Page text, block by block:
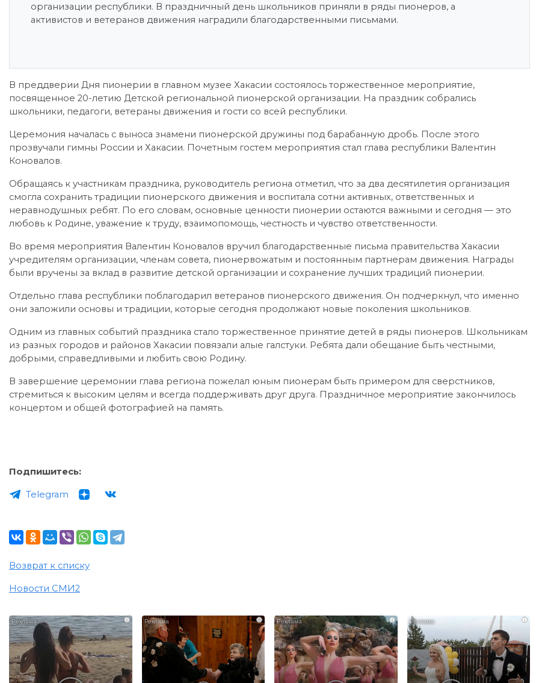
организации республики. В праздничный день школьников приняли в ряды пионеров, а
активистов и ветеранов движения наградили благодарственными письмами.
В преддверии Дня пионерии в главном музее Хакасии состоялось торжественное мероприятие,
посвященное 20-летию Детской региональной пионерской организации. На праздник собрались
школьники, педагоги, ветераны движения и гости со всей республики.
Церемония началась с выноса знамени пионерской дружины под барабанную дробь. После этого
прозвучали гимны России и Хакасии. Почетным гостем мероприятия стал глава республики Валентин
Коновалов.
Обращаясь к участникам праздника, руководитель региона отметил, что за два десятилетия организация
смогла сохранить традиции пионерского движения и воспитала сотни активных, ответственных и
неравнодушных ребят. По его словам, основные ценности пионерии остаются важными и сегодня — это
любовь к Родине, уважение к труду, взаимопомощь, честность и чувство ответственности.
Во время мероприятия Валентин Коновалов вручил благодарственные письма правительства Хакасии
учредителям организации, членам совета, пионервожатым и постоянным партнерам движения. Награды
были вручены за вклад в развитие детской организации и сохранение лучших традиций пионерии.
Отдельно глава республики поблагодарил ветеранов пионерского движения. Он подчеркнул, что именно
они заложили основы и традиции, которые сегодня продолжают новые поколения школьников.
Одним из главных событий праздника стало торжественное принятие детей в ряды пионеров. Школьникам
из разных городов и районов Хакасии повязали алые галстуки. Ребята дали обещание быть честными,
добрыми, справедливыми и любить свою Родину.
В завершение церемонии глава региона пожелал юным пионерам быть примером для сверстников,
стремиться к высоким целям и всегда поддерживать друг друга. Праздничное мероприятие закончилось
концертом и общей фотографией на память.
Подпишитесь:
Telegram
Возврат к списку
Новости СМИ2
i i i i